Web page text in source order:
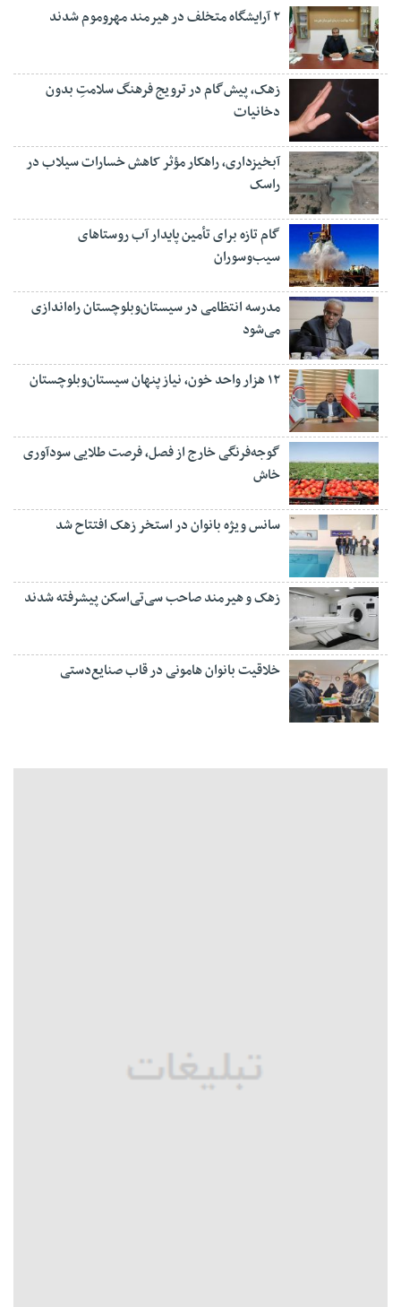
۲ آرایشگاه متخلف در هیرمند مهروموم شدند
زهک، پیش‌گام در ترویج فرهنگ سلامتِ بدون
دخانیات
آبخیزداری، راهکار مؤثر کاهش خسارات سیلاب در
راسک
گام تازه برای تأمین پایدار آب روستاهای
سیب‌وسوران
مدرسه انتظامی در سیستان‌وبلوچستان راه‌اندازی
می‌شود
۱۲ هزار واحد خون، نیاز پنهان سیستان‌وبلوچستان
گوجه‌فرنگی خارج از فصل، فرصت طلایی سودآوری
خاش
سانس ویژه بانوان در استخر زهک افتتاح شد
زهک و هیرمند صاحب سی‌تی‌اسکن پیشرفته شدند
خلاقیت بانوان هامونی در قاب صنایع‌دستی